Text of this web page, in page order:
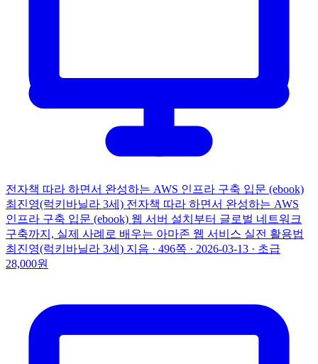
전자책 따라 하면서 완성하는 AWS 인프라 구축 입문 (ebook)
최진영(럭키바닐라 3세) 전자책 따라 하면서 완성하는 AWS
인프라 구축 입문 (ebook) 웹 서버 설치부터 글로벌 네트워크
구축까지, 실제 사례로 배우는 아마존 웹 서비스 실전 활용법
최진영(럭키바닐라 3세) 지음 · 496쪽 · 2026-03-13 · 초급
28,000원